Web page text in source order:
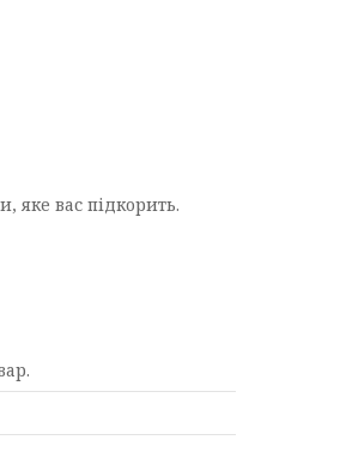
вас підкорить.